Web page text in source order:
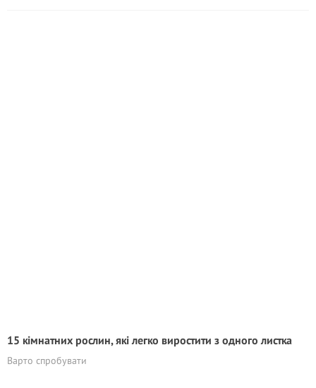
15 кімнатних рослин, які легко виростити з одного листка
Варто спробувати